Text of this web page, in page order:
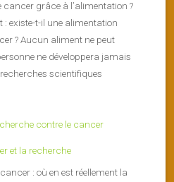
cancer grâce à l’alimentation ?
: existe-t-il une alimentation
? Aucun aliment ne peut
ne développera jamais
scientifiques
et la recherche
: où en est réellement la